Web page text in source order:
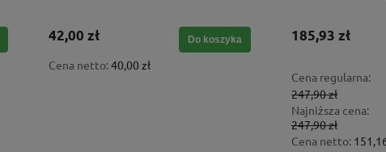
42,00 zł
Cena netto:40,00 zł
Do koszyka 185,93 zł
Cena regularna:
247,90 zł
Najniższa cena:
247,90 zł
Cena netto: